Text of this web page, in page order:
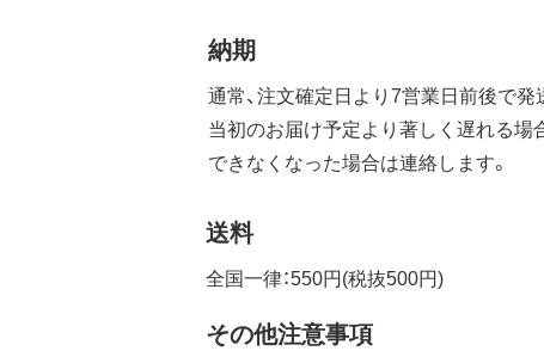
納期
通常、注文確定日より7営業日前後で発
当初のお届け予定より著しく遅れる場
できなくなった場合は連絡します。
送料
全国一律：550円(税抜500円)
その他注意事項